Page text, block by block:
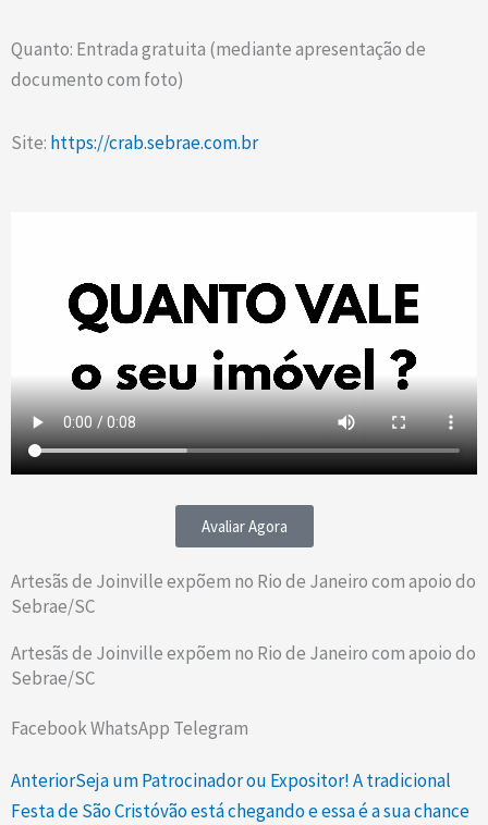
Quanto: Entrada gratuita (mediante apresentação de
documento com foto)
Site: https://crab.sebrae.com.br
Avaliar Agora
Artesãs de Joinville expõem no Rio de Janeiro com apoio do
Sebrae/SC
Artesãs de Joinville expõem no Rio de Janeiro com apoio do
Sebrae/SC
FacebookWhatsApp Telegram
Prev
AnteriorSeja um Patrocinador ou Expositor! A tradicional
Festa de São Cristóvão está chegando e essa é a sua chance
Next